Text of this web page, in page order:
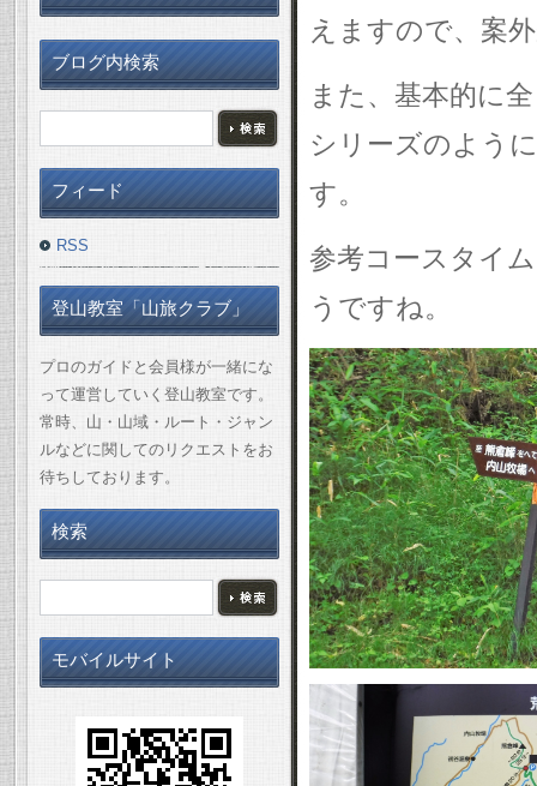
えますので、案
また、基本的に
シリーズのよう
す。
参考コースタイ
うですね。
ブログ内検索
フィード
RSS
登山教室「山旅クラブ」
プロのガイドと会員様が一緒にな
って運営していく登山教室です。
常時、山・山域・ルート・ジャン
ルなどに関してのリクエストをお
待ちしております。
検索
モバイルサイト